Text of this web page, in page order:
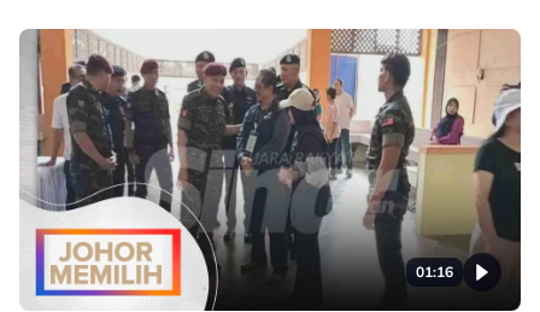
01:16